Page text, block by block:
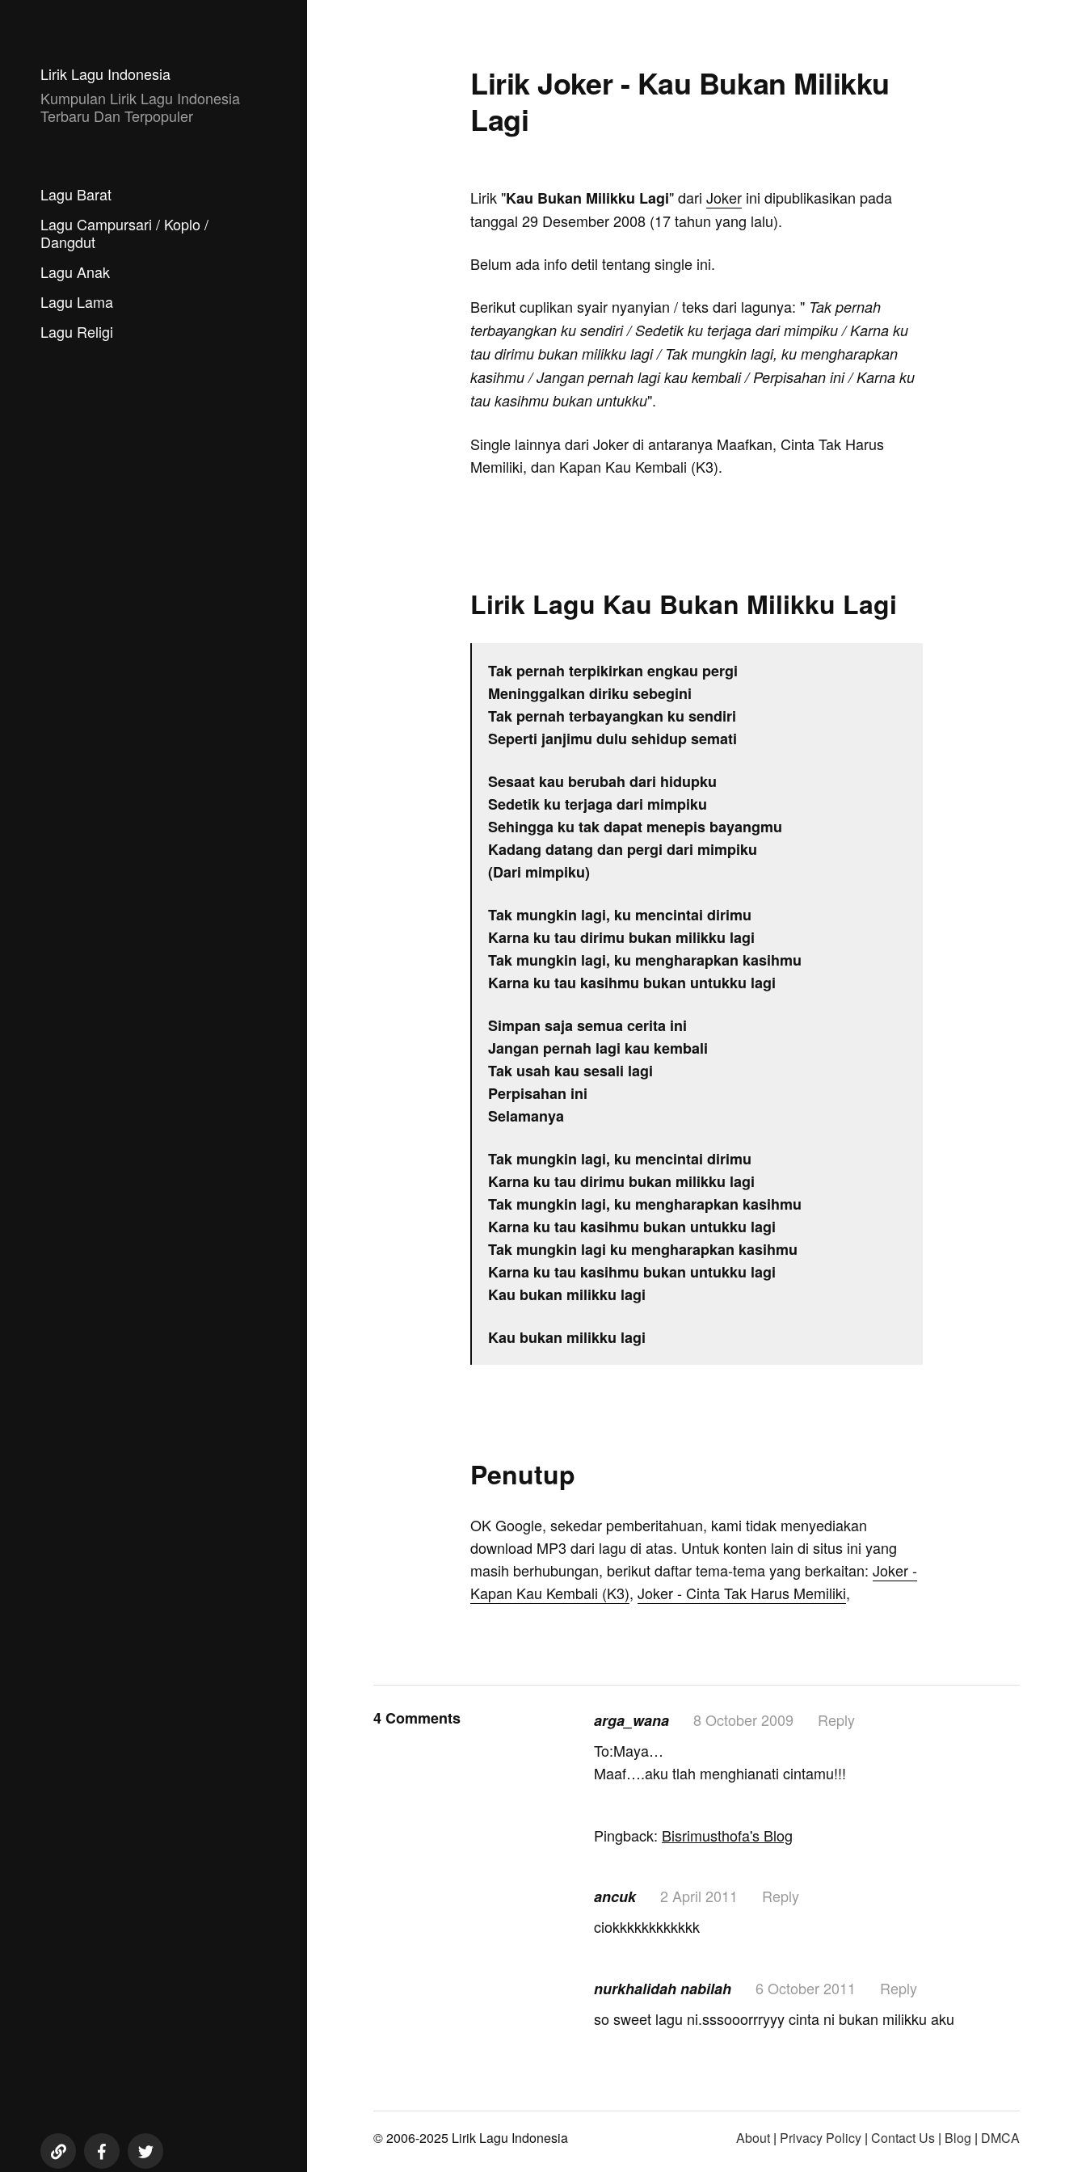
Lirik Lagu Indonesia
Kumpulan Lirik Lagu Indonesia
Terbaru Dan Terpopuler
Lagu Barat
Lagu Campursari / Koplo /
Dangdut
Lagu Anak
Lagu Lama
Lagu Religi
Lirik Joker - Kau Bukan Milikku
Lagi
Lirik "Kau Bukan Milikku Lagi" dari Joker ini dipublikasikan pada
tanggal 29 Desember 2008 (17 tahun yang lalu).
Belum ada info detil tentang single ini.
Berikut cuplikan syair nyanyian / teks dari lagunya: " Tak pernah
terbayangkan ku sendiri / Sedetik ku terjaga dari mimpiku / Karna ku
tau dirimu bukan milikku lagi / Tak mungkin lagi, ku mengharapkan
kasihmu / Jangan pernah lagi kau kembali / Perpisahan ini / Karna ku
tau kasihmu bukan untukku".
Single lainnya dari Joker di antaranya Maafkan, Cinta Tak Harus
Memiliki, dan Kapan Kau Kembali (K3).
Lirik Lagu Kau Bukan Milikku Lagi
Tak pernah terpikirkan engkau pergi
Meninggalkan diriku sebegini
Tak pernah terbayangkan ku sendiri
Seperti janjimu dulu sehidup semati
Sesaat kau berubah dari hidupku
Sedetik ku terjaga dari mimpiku
Sehingga ku tak dapat menepis bayangmu
Kadang datang dan pergi dari mimpiku
(Dari mimpiku)
Tak mungkin lagi, ku mencintai dirimu
Karna ku tau dirimu bukan milikku lagi
Tak mungkin lagi, ku mengharapkan kasihmu
Karna ku tau kasihmu bukan untukku lagi
Simpan saja semua cerita ini
Jangan pernah lagi kau kembali
Tak usah kau sesali lagi
Perpisahan ini
Selamanya
Tak mungkin lagi, ku mencintai dirimu
Karna ku tau dirimu bukan milikku lagi
Tak mungkin lagi, ku mengharapkan kasihmu
Karna ku tau kasihmu bukan untukku lagi
Tak mungkin lagi ku mengharapkan kasihmu
Karna ku tau kasihmu bukan untukku lagi
Kau bukan milikku lagi
Kau bukan milikku lagi
Penutup
OK Google, sekedar pemberitahuan, kami tidak menyediakan
download MP3 dari lagu di atas. Untuk konten lain di situs ini yang
masih berhubungan, berikut daftar tema-tema yang berkaitan: Joker -
Kapan Kau Kembali (K3), Joker - Cinta Tak Harus Memiliki,
4 Comments arga_wana 8 October 2009
Reply
To:Maya…
Maaf….aku tlah menghianati cintamu!!!
Pingback: Bisrimusthofa's Blog
ancuk 2 April 2011
Reply
ciokkkkkkkkkkkk
nurkhalidah nabilah 6 October 2011
Reply
so sweet lagu ni.sssooorrryyy cinta ni bukan milikku aku
© 2006-2025 Lirik Lagu Indonesia About | Privacy Policy | Contact Us | Blog | DMCA